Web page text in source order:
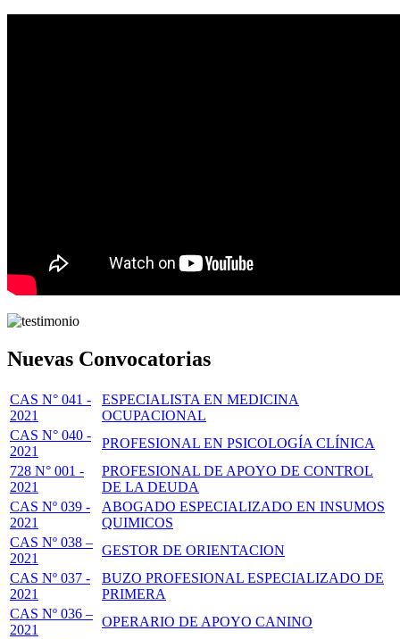
Nuevas Convocatorias
CAS N° 041 -
2021
ESPECIALISTA EN MEDICINA
OCUPACIONAL
CAS N° 040 -
2021
PROFESIONAL EN PSICOLOGÍA CLÍNICA
728 N° 001 -
2021
PROFESIONAL DE APOYO DE CONTROL
DE LA DEUDA
CAS Nº 039 -
2021
ABOGADO ESPECIALIZADO EN INSUMOS
QUIMICOS
CAS Nº 038 –
2021
GESTOR DE ORIENTACION
CAS Nº 037 -
2021
BUZO PROFESIONAL ESPECIALIZADO DE
PRIMERA
CAS Nº 036 –
2021
OPERARIO DE APOYO CANINO